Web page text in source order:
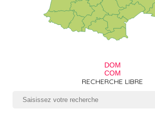
DOM
COM
RECHERCHE LIBRE